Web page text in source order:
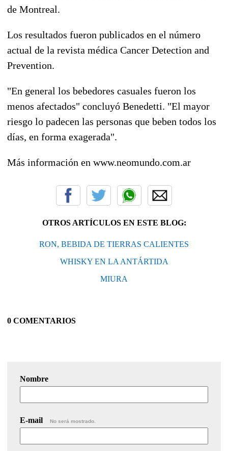
de Montreal.
Los resultados fueron publicados en el número
actual de la revista médica Cancer Detection and
Prevention.
"En general los bebedores casuales fueron los
menos afectados" concluyó Benedetti. "El mayor
riesgo lo padecen las personas que beben todos los
días, en forma exagerada".
Más información en www.neomundo.com.ar
OTROS ARTÍCULOS EN ESTE BLOG:
RON, BEBIDA DE TIERRAS CALIENTES
WHISKY EN LA ANTÁRTIDA
MIURA
0 COMENTARIOS
Nombre
E-mail No será mostrado.